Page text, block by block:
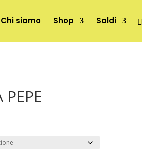
Chi siamo Shop Saldi